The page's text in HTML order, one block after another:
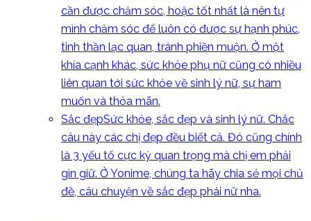
cần được chăm sóc, hoặc tốt nhất là nên tự
mình chăm sóc để luôn có được sự hạnh phúc,
tinh thần lạc quan, tránh phiền muộn. Ở một
khía cạnh khác, sức khỏe phụ nữ cũng có nhiều
liên quan tới sức khỏe về sinh lý nữ, sự ham
muốn và thỏa mãn.
Sắc đẹpSức khỏe, sắc đẹp và sinh lý nữ. Chắc
câu này các chị đẹp đều biết cả. Đó cũng chính
là 3 yếu tố cực kỳ quan trọng mà chị em phải
gìn giữ. Ở Yonime, chúng ta hãy chia sẻ mọi chủ
đề, câu chuyện về sắc đẹp phái nữ nha.